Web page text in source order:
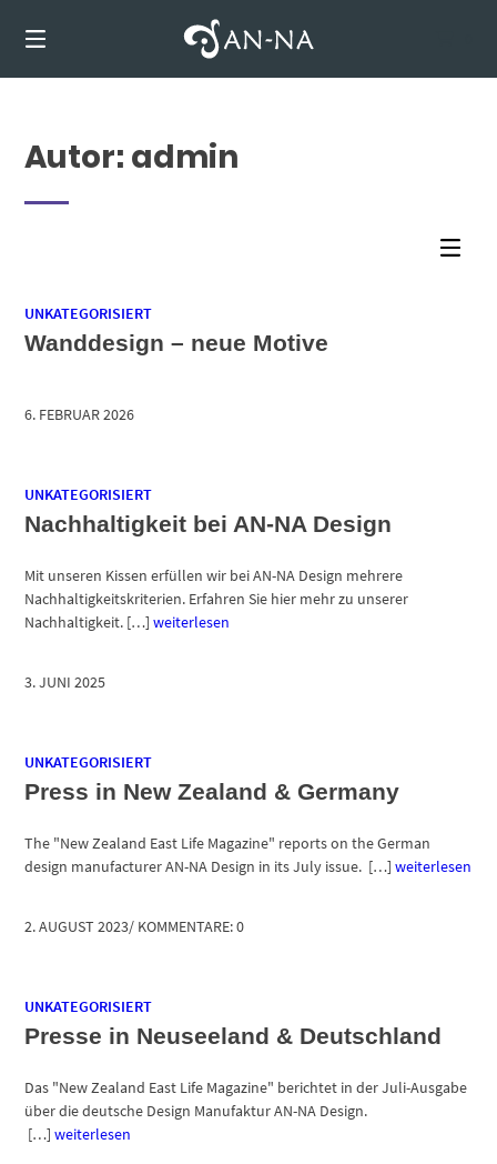
Inhalt
Autor: admin
UNKATEGORISIERT
Wanddesign – neue Motive
6. FEBRUAR 2026
UNKATEGORISIERT
Nachhaltigkeit bei AN-NA Design
Mit unseren Kissen erfüllen wir bei AN-NA Design mehrere
Nachhaltigkeitskriterien. Erfahren Sie hier mehr zu unserer
Nachhaltigkeit. […]weiterlesen
3. JUNI 2025
UNKATEGORISIERT
Press in New Zealand & Germany
The "New Zealand East Life Magazine" reports on the German
design manufacturer AN-NA Design in its July issue. […]weiterlesen
2. AUGUST 2023/ KOMMENTARE: 0
UNKATEGORISIERT
Presse in Neuseeland & Deutschland
Das "New Zealand East Life Magazine" berichtet in der Juli-Ausgabe
über die deutsche Design Manufaktur AN-NA Design.
[…]weiterlesen